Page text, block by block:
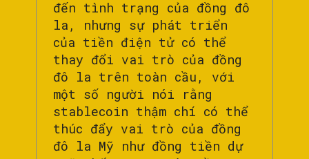
đến tình trạng của đồng đô
la, nhưng sự phát triển
của tiền điện tử có thể
thay đổi vai trò của đồng
đô la trên toàn cầu, với
một số người nói rằng
stablecoin thậm chí có thể
thúc đẩy vai trò của đồng
đô la Mỹ như đồng tiền dự